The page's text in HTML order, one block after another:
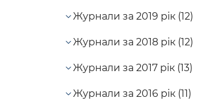
Журнали за 2019 рік (12)
Журнали за 2018 рік (12)
Журнали за 2017 рік (13)
Журнали за 2016 рік (11)